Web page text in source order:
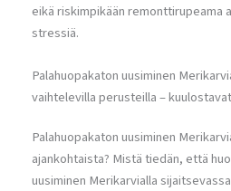
eikä riskimpikään remonttirupeama
stressiä.
Palahuopakaton uusiminen
vaihtelevilla perusteilla –
Palahuopakaton uusiminen
ajankohtaista? Mistä tiedän, että
uusiminen Merikarvialla